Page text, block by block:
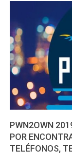
PWN2OWN
POR
TELÉFONOS,